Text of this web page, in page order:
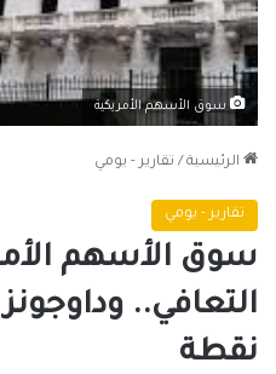
سوق الأسهم الأمريكية
الرئيسية / تقارير - يومي
تقارير - يومي
سوق الأسهم
نقطة